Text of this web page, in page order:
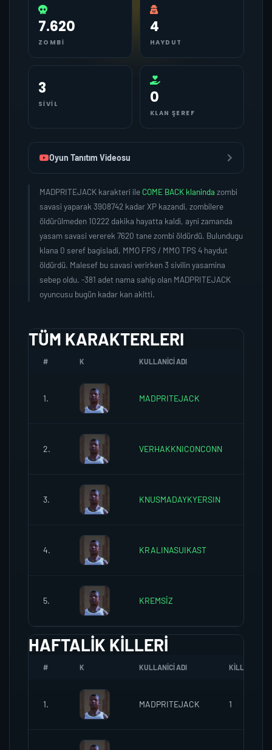
7.620
ZOMBI
4
HAYDUT
3
SIVIL 0
KLAN ŞEREF
Oyun Tanıtım Videosu
MADPRITEJACK karakteri ile COME BACK klaninda zombi
savasi yaparak 3908742 kadar XP kazandi, zombilere
öldürülmeden 10222 dakika hayatta kaldi, ayni zamanda
yasam savasi vererek 7620 tane zombi öldürdü. Bulundugu
klana 0 seref bagisladi, MMO FPS / MMO TPS 4 haydut
öldürdü. Malesef bu savasi verirken 3 sivilin yasamina
sebep oldu. -381 adet nama sahip olan MADPRITEJACK
oyuncusu bugün kadar kan akitti.
TÜM KARAKTERLERI
# K KULLANICI ADI
1. MADPRITEJACK
2. VERHAKKNICONCONN
3. KNUSMADAYKYERSIN
4. KRALINASUIKAST
5. KREMSİZ
HAFTALIK KILLERI
# K KULLANICI ADI KILL
1. MADPRITEJACK 1